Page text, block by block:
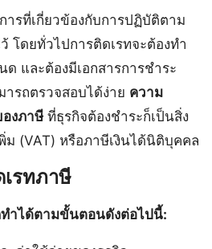
ารที่เกี่ยวข้องกับการปฏิบัติตาม
โดยทั่วไปการติดเรทจะต้องทำ
ด และต้องมีเอกสารการชำระ
รถตรวจสอบได้ง่าย ความ
องภาษี ที่ธุรกิจต้องชำระก็เป็นสิ่ง
(VAT) หรือภาษีเงินได้นิติบุคคล
รทภาษี
ำได้ตามขั้นตอนดังต่อไปนี้: